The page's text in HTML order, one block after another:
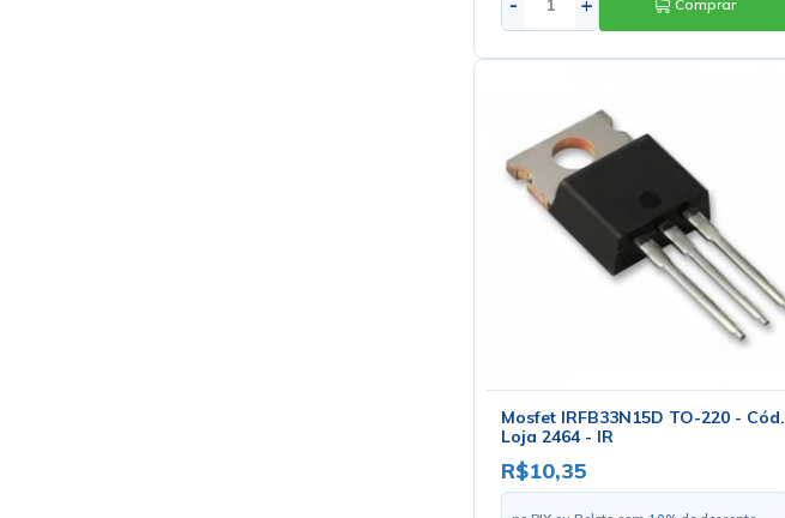
Comprar
Mosfet IRFB33N15D TO-220 - Cód.
Loja 2464 - IR
R$10,35